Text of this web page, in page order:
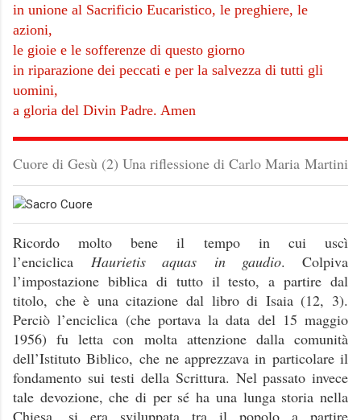
in unione al Sacrificio Eucaristico, le preghiere, le
azioni,
le gioie e le sofferenze di questo giorno
in riparazione dei peccati e per la salvezza di tutti gli
uomini,
a gloria del Divin Padre. Amen
Cuore di Gesù (2) Una riflessione di Carlo Maria Martini
Ricordo molto bene il tempo in cui uscì
l’enciclica Haurietis aquas in gaudio. Colpiva
l’impostazione biblica di tutto il testo, a partire dal
titolo, che è una citazione dal libro di Isaia (12, 3).
Perciò l’enciclica (che portava la data del 15 maggio
1956) fu letta con molta attenzione dalla comunità
dell’Istituto Biblico, che ne apprezzava in particolare il
fondamento sui testi della Scrittura. Nel passato invece
tale devozione, che di per sé ha una lunga storia nella
Chiesa, si era sviluppata tra il popolo a partire